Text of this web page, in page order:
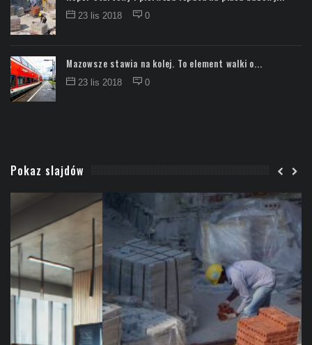
23 lis 2018 0
Mazowsze stawia na kolej. To element walki o...
23 lis 2018 0
Pokaz slajdów